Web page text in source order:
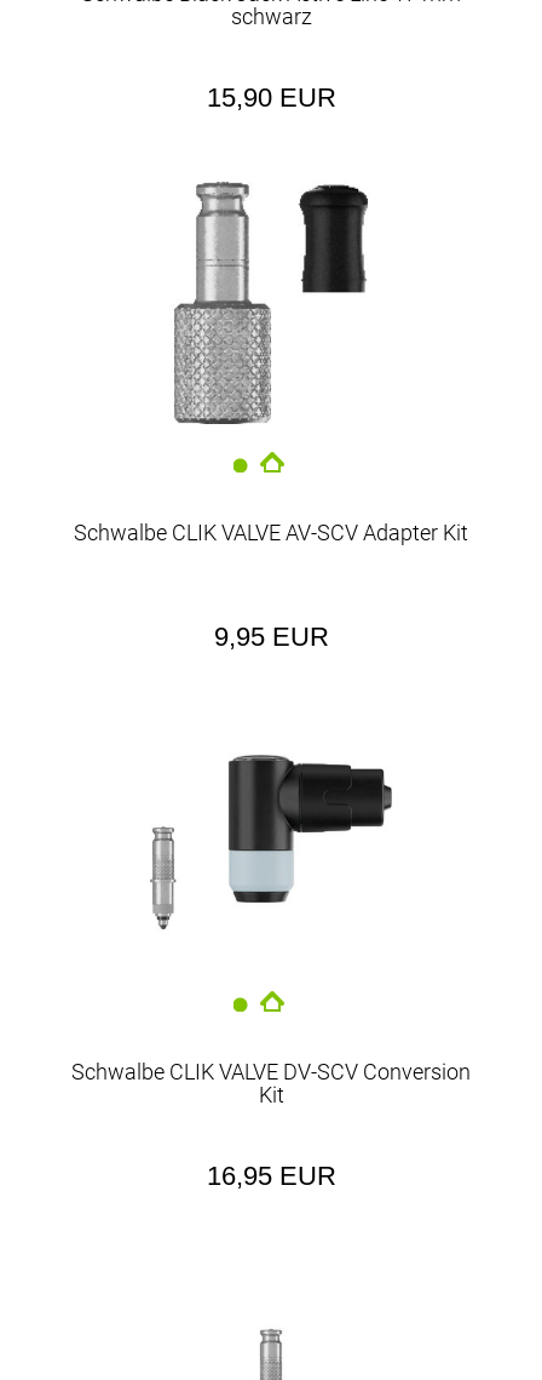
schwarz
15,90 EUR
Schwalbe CLIK VALVE AV-SCV Adapter Kit
9,95 EUR
Schwalbe CLIK VALVE DV-SCV Conversion
Kit
16,95 EUR